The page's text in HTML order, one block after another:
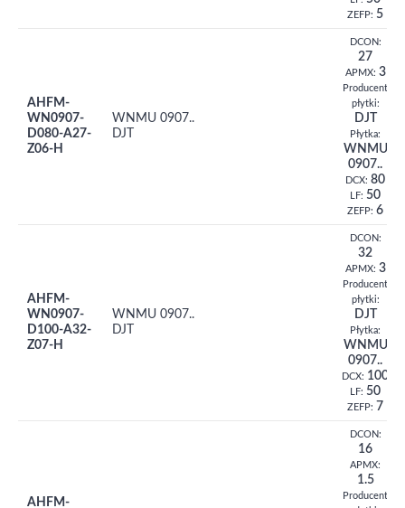
ZEFP: 5
AHFM-
WN0907-
D080-A27-
Z06-H
WNMU 0907..
DJT
DCON:
27
APMX: 3
Producent
płytki:
DJT
Płytka:
WNMU
0907..
DCX: 80
LF: 50
ZEFP: 6
AHFM-
WN0907-
D100-A32-
Z07-H
WNMU 0907..
DJT
DCON:
32
APMX: 3
Producent
płytki:
DJT
Płytka:
WNMU
0907..
DCX: 100
LF: 50
ZEFP: 7
AHFM-
DCON:
16
APMX:
1.5
Producent